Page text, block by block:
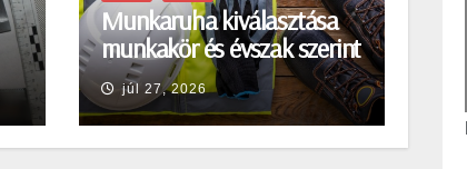
Munkaruha kiválasztása
munkakör és évszak szerint
júl 27, 2026